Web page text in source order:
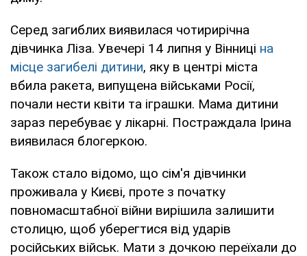
Серед загиблих виявилася чотирирічна
дівчинка Ліза. Увечері 14 липня у Вінниці на
місце загибелі дитини, яку в центрі міста
вбила ракета, випущена військами Росії,
почали нести квіти та іграшки. Мама дитини
зараз перебуває у лікарні. Постраждала Ірина
виявилася блогеркою.
Також стало відомо, що сім'я дівчинки
проживала у Києві, проте з початку
повномасштабної війни вирішила залишити
столицю, щоб уберегтися від ударів
російських військ. Мати з дочкою переїхали до